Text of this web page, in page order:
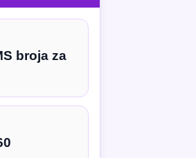
broja za